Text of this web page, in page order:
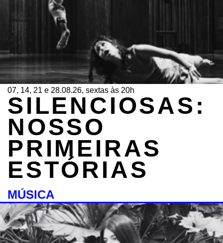
07, 14, 21 e 28.08.26, sextas às 20h
SILENCIOSAS:
NOSSO
PRIMEIRAS
ESTÓRIAS
MÚSICA